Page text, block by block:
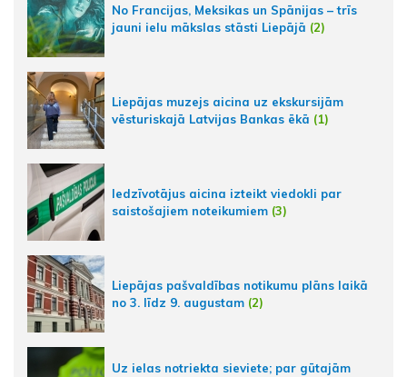
No Francijas, Meksikas un Spānijas – trīs
jauni ielu mākslas stāsti Liepājā (2)
Liepājas muzejs aicina uz ekskursijām
vēsturiskajā Latvijas Bankas ēkā (1)
Iedzīvotājus aicina izteikt viedokli par
saistošajiem noteikumiem (3)
Liepājas pašvaldības notikumu plāns laikā
no 3. līdz 9. augustam (2)
Uz ielas notriekta sieviete; par gūtajām